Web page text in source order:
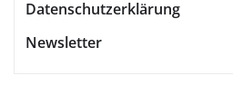
Datenschutzerklärung
Newsletter